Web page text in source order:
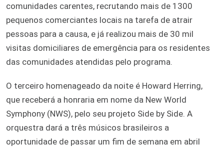
comunidades carentes, recrutando mais de 1300
pequenos comerciantes locais na tarefa de atrair
pessoas para a causa, e já realizou mais de 30 mil
visitas domiciliares de emergência para os residentes
das comunidades atendidas pelo programa.
O terceiro homenageado da noite é Howard Herring,
que receberá a honraria em nome da New World
Symphony (NWS), pelo seu projeto Side by Side. A
orquestra dará a três músicos brasileiros a
oportunidade de passar um fim de semana em abril